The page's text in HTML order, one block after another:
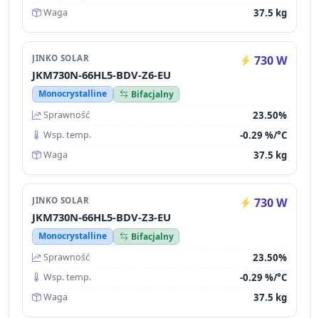
Waga 37.5 kg
JINKO SOLAR 730 W
JKM730N-66HL5-BDV-Z6-EU
Monocrystalline
Bifacjalny
Sprawność
23.50%
Wsp. temp. -0.29 %/°C
Waga 37.5 kg
JINKO SOLAR 730 W
JKM730N-66HL5-BDV-Z3-EU
Monocrystalline
Bifacjalny
Sprawność
23.50%
Wsp. temp. -0.29 %/°C
Waga 37.5 kg